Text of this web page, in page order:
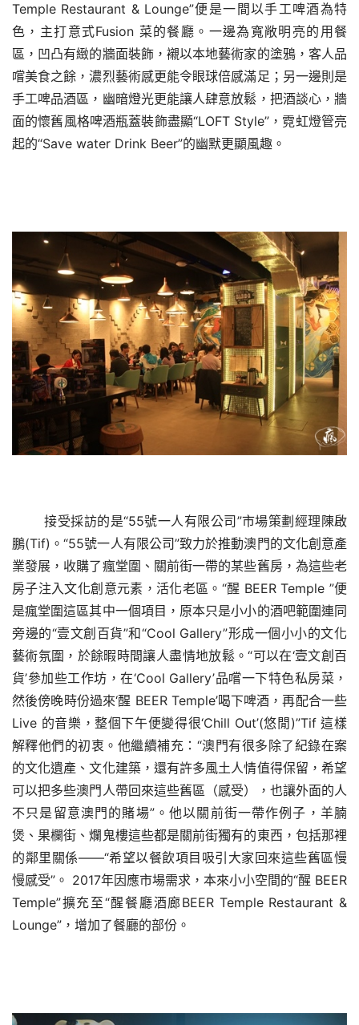
Temple Restaurant & Lounge”便是一間以手工啤酒為特
色，主打意式Fusion 菜的餐廳。一邊為寬敞明亮的用餐
區，凹凸有緻的牆面裝飾，襯以本地藝術家的塗鴉，客人品
嚐美食之餘，濃烈藝術感更能令眼球倍感滿足；另一邊則是
手工啤品酒區，幽暗燈光更能讓人肆意放鬆，把酒談心，牆
面的懷舊風格啤酒瓶蓋裝飾盡顯“LOFT Style”，霓虹燈管亮
起的“Save water Drink Beer”的幽默更顯風趣。
接受採訪的是“55號一人有限公司”市場策劃經理陳啟
鵬(Tif)。“55號一人有限公司”致力於推動澳門的文化創意產
業發展，收購了瘋堂圍、關前街一帶的某些舊房，為這些老
房子注入文化創意元素，活化老區。“醒 BEER Temple ”便
是瘋堂圍這區其中一個項目，原本只是小小的酒吧範圍連同
旁邊的“壹文創百貨”和“Cool Gallery”形成一個小小的文化
藝術氛圍，於餘暇時間讓人盡情地放鬆。“可以在‘壹文創百
貨’參加些工作坊，在‘Cool Gallery’品嚐一下特色私房菜，
然後傍晚時份過來‘醒 BEER Temple’喝下啤酒，再配合一些
Live 的音樂，整個下午便變得很‘Chill Out’(悠閒)”Tif 這樣
解釋他們的初衷。他繼續補充：“澳門有很多除了紀錄在案
的文化遺產、文化建築，還有許多風土人情值得保留，希望
可以把多些澳門人帶回來這些舊區（感受），也讓外面的人
不只是留意澳門的賭場”。他以關前街一帶作例子，羊腩
煲、果欄街、爛鬼樓這些都是關前街獨有的東西，包括那裡
的鄰里關係——“希望以餐飲項目吸引大家回來這些舊區慢
慢感受” 。 2017年因應市場需求，本來小小空間的“醒 BEER
Temple”擴充至“醒餐廳酒廊BEER Temple Restaurant &
Lounge”，增加了餐廳的部份。